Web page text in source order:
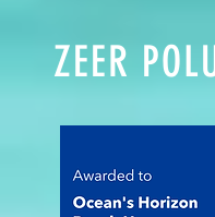
ZEER